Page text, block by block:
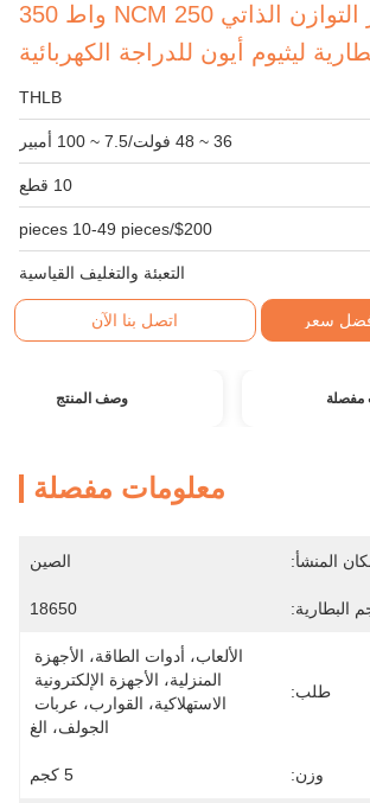
بطارية سكوتر التوازن الذاتي NCM 250 واط 350
ليثيوم أيون للدراجة الكهربائية
THLB
36 ~ 48 فولت/7.5 ~ 100 أمبير
10 قطع
$200/pieces 10-49 pieces
التعبئة والتغليف القياسية
سعر اتصل بنا الآن
مفصلة وصف المنتج
معلومات مفصلة
المنشأ: الصين
البطارية: 18650
طلب:
الجولف، الغ
وزن: 5 كجم